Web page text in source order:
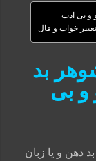
و بی ادب
خواب و فال
بد
و بی
دهن و یا زبان